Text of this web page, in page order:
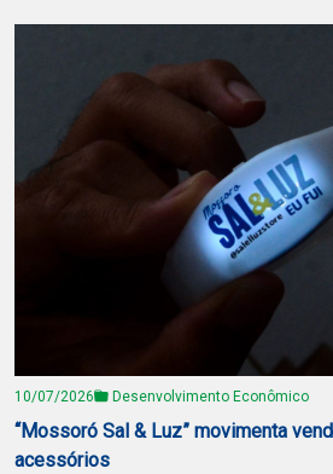
10/07/2026 Desenvolvimento Econômico
“Mossoró Sal & Luz” movimenta
acessórios